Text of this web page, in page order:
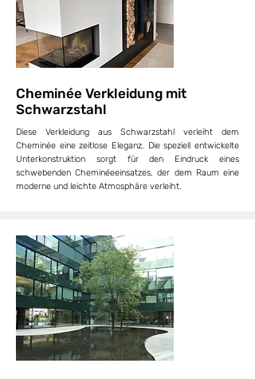
Cheminée Verkleidung mit
Schwarzstahl
Diese Verkleidung aus Schwarzstahl verleiht dem
Cheminée eine zeitlose Eleganz. Die speziell entwickelte
Unterkonstruktion sorgt für den Eindruck eines
schwebenden Cheminéeeinsatzes, der dem Raum eine
moderne und leichte Atmosphäre verleiht.